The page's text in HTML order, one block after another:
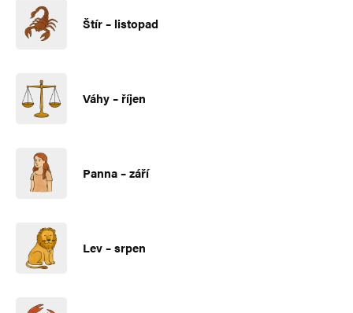
Štír – listopad
Váhy – říjen
Panna – září
Lev – srpen